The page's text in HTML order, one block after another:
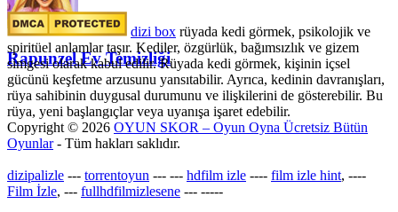
Rapunzel Ev Temizliği
dizi box rüyada kedi görmek​, psikolojik ve
spiritüel anlamlar taşır. Kediler, özgürlük, bağımsızlık ve gizem
simgesi olarak kabul edilir. Rüyada kedi görmek, kişinin içsel
gücünü keşfetme arzusunu yansıtabilir. Ayrıca, kedinin davranışları,
rüya sahibinin duygusal durumunu ve ilişkilerini de gösterebilir. Bu
rüya, yeni başlangıçlar veya uyanışa işaret edebilir.
Copyright © 2026 OYUN SKOR – Oyun Oyna Ücretsiz Bütün
Oyunlar- Tüm hakları saklıdır.
dizipalizle --- torrentoyun --- --- hdfilm izle ---- film izle hint, ----
Film İzle, --- fullhdfilmizlesene --- -----